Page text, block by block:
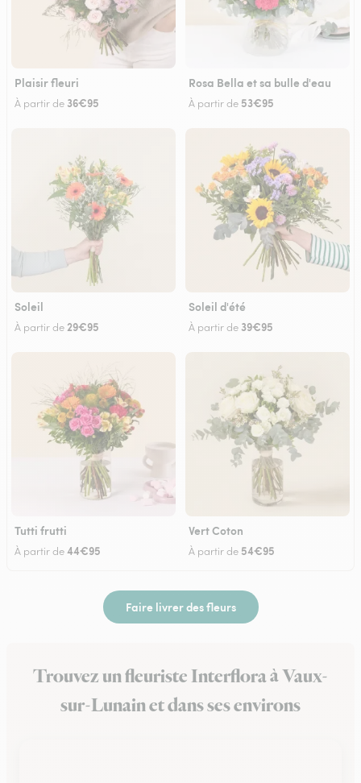
Plaisir fleuri
À partir de 36€95
Rosa Bella et sa bulle d'eau
À partir de 53€95
Soleil
À partir de 29€95
Soleil d'été
À partir de 39€95
Tutti frutti
À partir de44€95
Vert Coton
À partir de 54€95
Faire livrer des fleurs
Trouvez un fleuriste Interflora à Vaux-
sur-Lunain et dans ses environs